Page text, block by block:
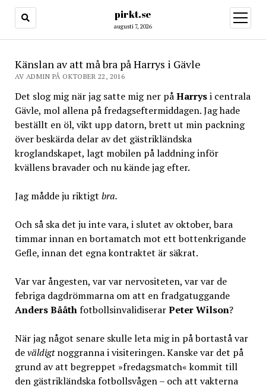
pirkt.se
augusti 7, 2026
öppna
meny
Känslan av att må bra på Harrys i Gävle
AV ADMIN PÅ OKTOBER 22, 2016
Det slog mig när jag satte mig ner påHarrysi centrala
Gävle, mol allena på fredagseftermiddagen. Jag hade
beställt en öl, vikt upp datorn, brett ut min packning
över beskärda delar av det gästrikländska
kroglandskapet, lagt mobilen på laddning inför
kvällens bravader och nu kände jag efter.
Jag mådde ju riktigt bra.
Och så ska det ju inte vara, i slutet av oktober, bara
timmar innan en bortamatch mot ett bottenkrigande
Gefle, innan det egna kontraktet är säkrat.
Var var ångesten, var var nervositeten, var var de
febriga dagdrömmarna om att en fradgatuggande
Anders BååthfotbollsinvalidiserarPeter Wilson?
När jag något senare skulle leta mig in på bortastå var
deväldigtnoggranna i visiteringen. Kanske var det på
grund av att begreppet »fredagsmatch« kommit till
den gästrikländska fotbollsvågen – och att vakterna